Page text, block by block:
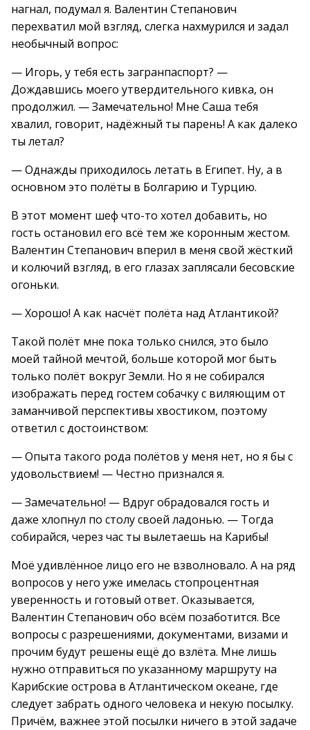
нагнал, подумал я. Валентин Степанович
перехватил мой взгляд, слегка нахмурился и задал
необычный вопрос:
— Игорь, у тебя есть загранпаспорт? —
Дождавшись моего утвердительного кивка, он
продолжил. — Замечательно! Мне Саша тебя
хвалил, говорит, надёжный ты парень! А как далеко
ты летал?
— Однажды приходилось летать в Египет. Ну, а в
основном это полёты в Болгарию и Турцию.
В этот момент шеф что-то хотел добавить, но
гость остановил его всё тем же коронным жестом.
Валентин Степанович вперил в меня свой жёсткий
и колючий взгляд, в его глазах заплясали бесовские
огоньки.
— Хорошо! А как насчёт полёта над Атлантикой?
Такой полёт мне пока только снился, это было
моей тайной мечтой, больше которой мог быть
только полёт вокруг Земли. Но я не собирался
изображать перед гостем собачку с виляющим от
заманчивой перспективы хвостиком, поэтому
ответил с достоинством:
— Опыта такого рода полётов у меня нет, но я бы с
удовольствием! — Честно признался я.
— Замечательно! — Вдруг обрадовался гость и
даже хлопнул по столу своей ладонью. — Тогда
собирайся, через час ты вылетаешь на Карибы!
Моё удивлённое лицо его не взволновало. А на ряд
вопросов у него уже имелась стопроцентная
уверенность и готовый ответ. Оказывается,
Валентин Степанович обо всём позаботится. Все
вопросы с разрешениями, документами, визами и
прочим будут решены ещё до взлёта. Мне лишь
нужно отправиться по указанному маршруту на
Карибские острова в Атлантическом океане, где
следует забрать одного человека и некую посылку.
Причём, важнее этой посылки ничего в этой задаче